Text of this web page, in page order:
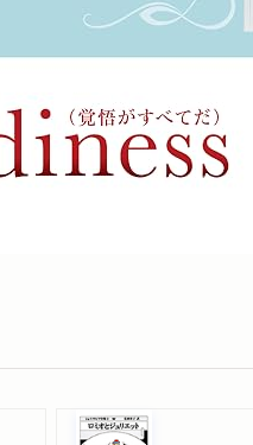
寄稿が掲載されました。
れました。「２５年かけシ